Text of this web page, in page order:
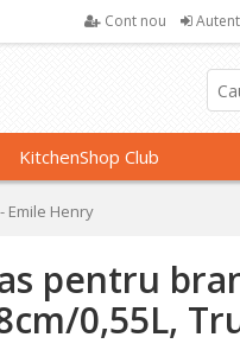
Cont nou
KitchenShop Club
Emile Henry
pentru
0,55L,